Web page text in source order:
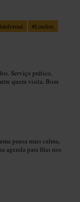
#Londres
Serviço prático,
quem visita. Bom
pausa mais calma,
agenda para filas nos